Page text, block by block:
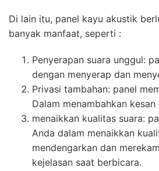
Di lain itu, panel kayu akustik
banyak manfaat, seperti :
Penyerapan suara unggul:
dengan menyerap dan
Privasi tambahan: panel
Dalam menambahkan kesan
menaikkan kualitas suara:
Anda dalam menaikkan
mendengarkan dan
kejelasan saat berbicara.